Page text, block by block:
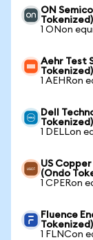
ON
Tokenized)
1 ONon
Aehr Test
Tokenized)
1 AEHRon
Dell
Tokenized)
1 DELLon
US
(Ondo
1 CPERon
Fluence
Tokenized)
1 FLNCon